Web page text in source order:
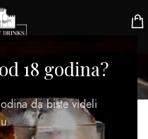
18 godina?
da biste videli
čašom
čašom